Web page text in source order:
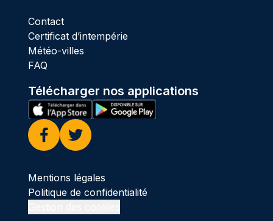
Contact
Certificat d’intempérie
Météo-villes
FAQ
Télécharger nos applications
Facebook
Twitter
Mentions légales
Politique de confidentialité